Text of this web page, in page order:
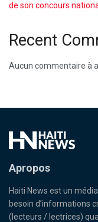
de son concours
Recent
Aucun commentaire à
Apropos
Haiti News est un
besoin d’informations
(lecteurs / lectrices)